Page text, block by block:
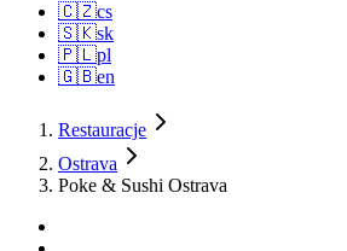
🇨🇿cs
🇸🇰sk
🇵🇱pl
🇬🇧en
Restauracje
Ostrava
Poke & Sushi Ostrava